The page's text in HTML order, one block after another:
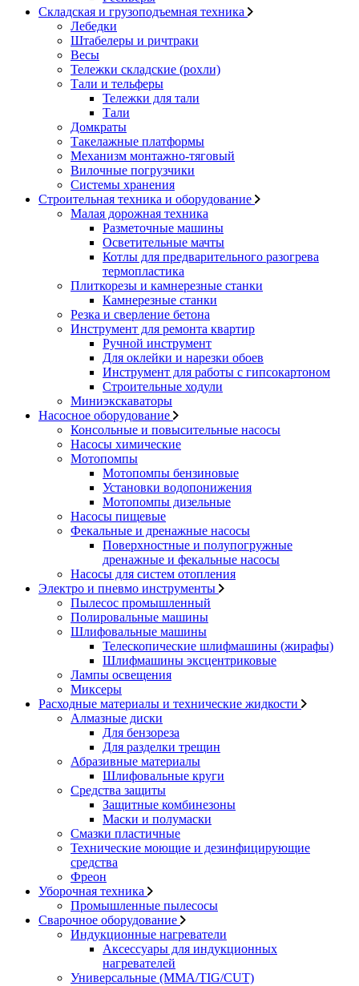
Складская и грузоподъемная техника
Лебедки
Штабелеры и ричтраки
Весы
Тележки складские (рохли)
Тали и тельферы
Тележки для тали
Тали
Домкраты
Такелажные платформы
Механизм монтажно-тяговый
Вилочные погрузчики
Системы хранения
Строительная техника и оборудование
Малая дорожная техника
Разметочные машины
Осветительные мачты
Котлы для предварительного разогрева
термопластика
Плиткорезы и камнерезные станки
Камнерезные станки
Резка и сверление бетона
Инструмент для ремонта квартир
Ручной инструмент
Для оклейки и нарезки обоев
Инструмент для работы с гипсокартоном
Строительные ходули
Миниэкскаваторы
Насосное оборудование
Консольные и повысительные насосы
Насосы химические
Мотопомпы
Мотопомпы бензиновые
Установки водопонижения
Мотопомпы дизельные
Насосы пищевые
Фекальные и дренажные насосы
Поверхностные и полупогружные
дренажные и фекальные насосы
Насосы для систем отопления
Электро и пневмо инструменты
Пылесос промышленный
Полировальные машины
Шлифовальные машины
Телескопические шлифмашины (жирафы)
Шлифмашины эксцентриковые
Лампы освещения
Миксеры
Расходные материалы и технические жидкости
Алмазные диски
Для бензореза
Для разделки трещин
Абразивные материалы
Шлифовальные круги
Средства защиты
Защитные комбинезоны
Маски и полумаски
Смазки пластичные
Технические моющие и дезинфицирующие
средства
Фреон
Уборочная техника
Промышленные пылесосы
Сварочное оборудование
Индукционные нагреватели
Аксессуары для индукционных
нагревателей
Универсальные (MMA/TIG/CUT)